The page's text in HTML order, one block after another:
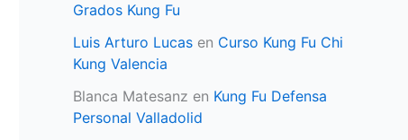
Grados Kung Fu
Luis Arturo Lucas en Curso Kung Fu Chi
Kung Valencia
Blanca Matesanz en Kung Fu Defensa
Personal Valladolid